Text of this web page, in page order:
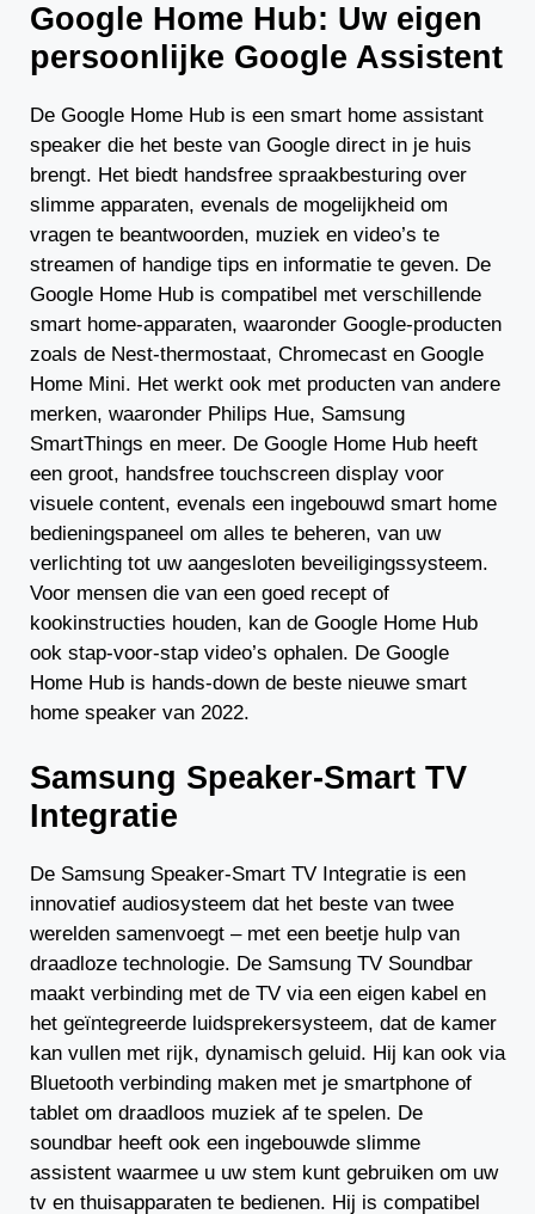
Google Home Hub: Uw eigen
persoonlijke Google Assistent
De Google Home Hub is een smart home assistant
speaker die het beste van Google direct in je huis
brengt. Het biedt handsfree spraakbesturing over
slimme apparaten, evenals de mogelijkheid om
vragen te beantwoorden, muziek en video’s te
streamen of handige tips en informatie te geven. De
Google Home Hub is compatibel met verschillende
smart home-apparaten, waaronder Google-producten
zoals de Nest-thermostaat, Chromecast en Google
Home Mini. Het werkt ook met producten van andere
merken, waaronder Philips Hue, Samsung
SmartThings en meer. De Google Home Hub heeft
een groot, handsfree touchscreen display voor
visuele content, evenals een ingebouwd smart home
bedieningspaneel om alles te beheren, van uw
verlichting tot uw aangesloten beveiligingssysteem.
Voor mensen die van een goed recept of
kookinstructies houden, kan de Google Home Hub
ook stap-voor-stap video’s ophalen. De Google
Home Hub is hands-down de beste nieuwe smart
home speaker van 2022.
Samsung Speaker-Smart TV
Integratie
De Samsung Speaker-Smart TV Integratie is een
innovatief audiosysteem dat het beste van twee
werelden samenvoegt – met een beetje hulp van
draadloze technologie. De Samsung TV Soundbar
maakt verbinding met de TV via een eigen kabel en
het geïntegreerde luidsprekersysteem, dat de kamer
kan vullen met rijk, dynamisch geluid. Hij kan ook via
Bluetooth verbinding maken met je smartphone of
tablet om draadloos muziek af te spelen. De
soundbar heeft ook een ingebouwde slimme
assistent waarmee u uw stem kunt gebruiken om uw
tv en thuisapparaten te bedienen. Hij is compatibel